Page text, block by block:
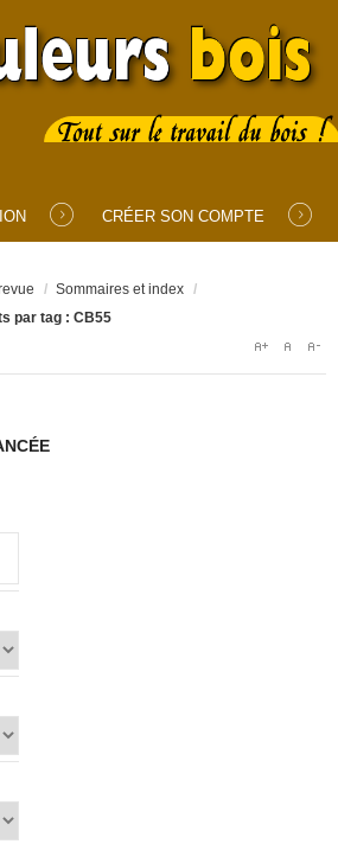
CRÉER SON COMPTE
/ Sommaires et index /
par tag : CB55